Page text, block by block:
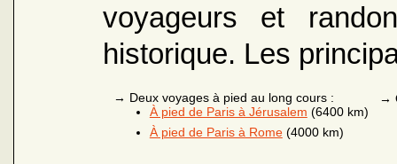
voyageurs et
historique. Les
→ Deux voyages à pied au long cours :
À pied de Paris à Jérusalem (6400 km)
À pied de Paris à Rome(4000 km)
→